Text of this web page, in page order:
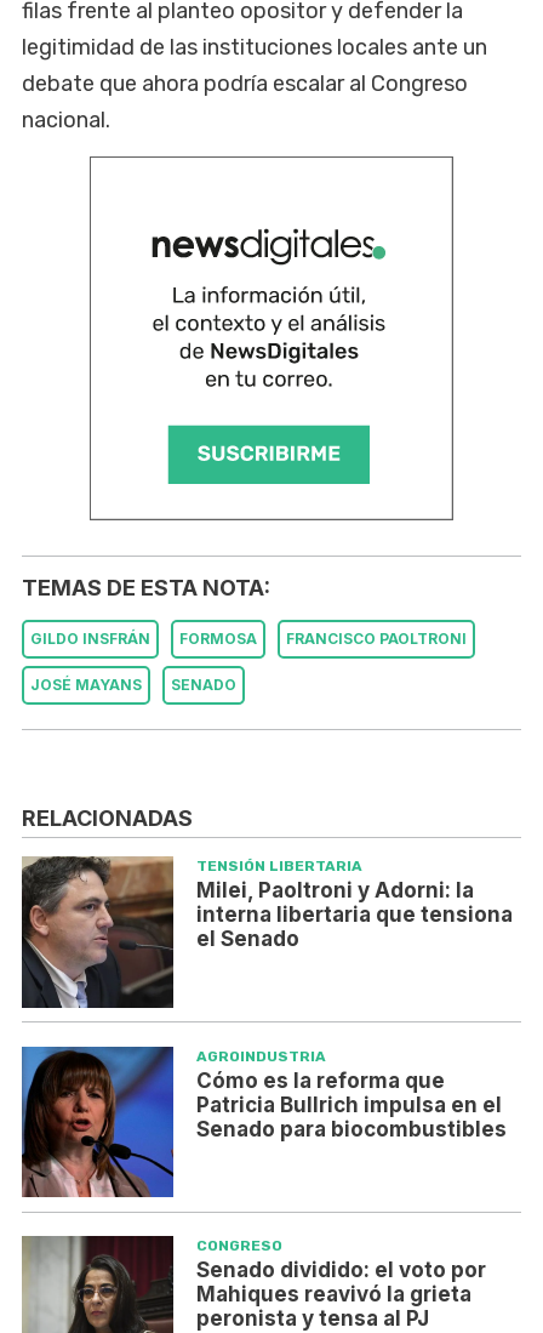
filas frente al planteo opositor y defender la
legitimidad de las instituciones locales ante un
debate que ahora podría escalar al Congreso
nacional.
TEMAS DE ESTA NOTA:
GILDO INSFRÁN FORMOSA FRANCISCO PAOLTRONI
JOSÉ MAYANS SENADO
RELACIONADAS
TENSIÓN LIBERTARIA
Milei, Paoltroni y Adorni: la
interna libertaria que tensiona
el Senado
AGROINDUSTRIA
Cómo es la reforma que
Patricia Bullrich impulsa en el
Senado para biocombustibles
CONGRESO
Senado dividido: el voto por
Mahiques reavivó la grieta
peronista y tensa al PJ